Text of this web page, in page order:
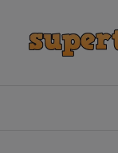
content